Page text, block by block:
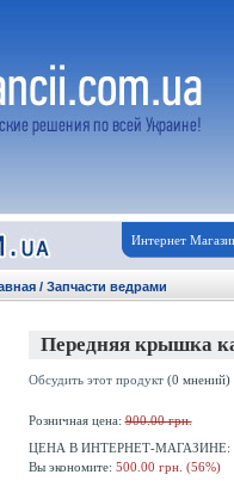
Интернет
/ Запчасти ведрами
Передняя крышка
Обсудить этот продукт(0 мнений)
Розничная цена:900.00 грн.
ЦЕНА В ИНТЕРНЕТ-МАГАЗИНЕ:
Вы экономите: 500.00 грн. (56%)